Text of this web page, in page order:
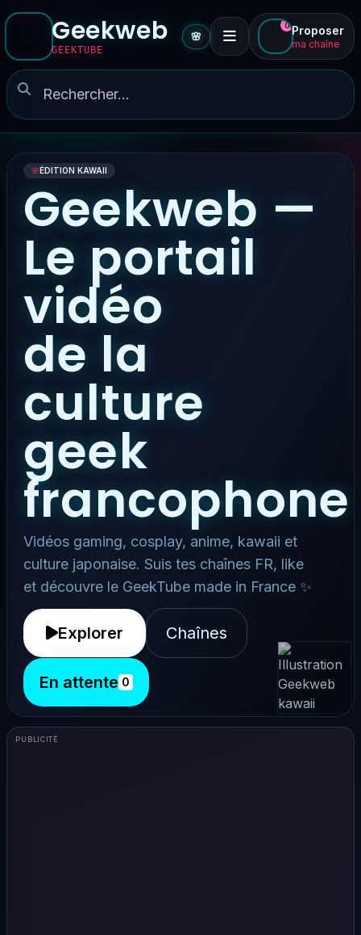
Geekweb
GEEKTUBE
🌸
0 Proposer
ma chaîne
🌸ÉDITION KAWAII
Geekweb —
Le portail
vidéo
de la
culture
geek
francophone
Vidéos gaming, cosplay, anime, kawaii et
culture japonaise. Suis tes chaînes FR, like
et découvre le GeekTube made in France ✨
Explorer Chaînes
En attente 0
PUBLICITÉ